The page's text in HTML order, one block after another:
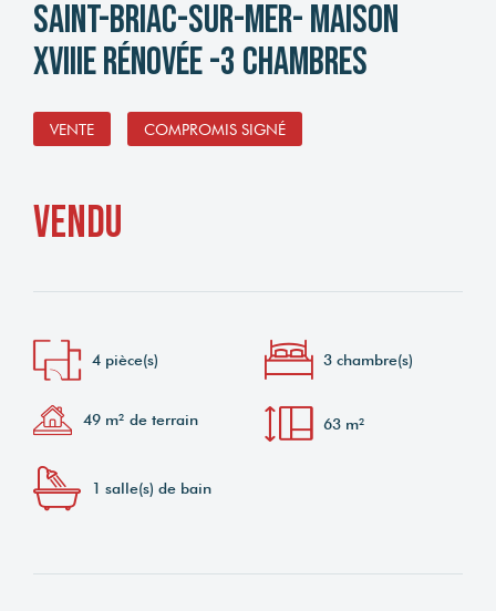
Saint-Briac-sur-Mer- Maison
XVIIIe rénovée -3 chambres
VENTE COMPROMIS SIGNÉ
vendu
4 pièce(s) 3 chambre(s)
49 m² de terrain 63 m²
1 salle(s) de bain